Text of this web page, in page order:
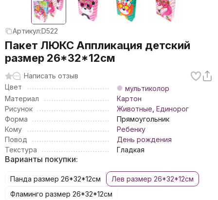
Артикул:D522
Пакет ЛЮКС Аппликация детский
размер 26*32*12см
Написать отзыв
Цвет
мультиколор
Материал
Картон
Рисунок
Животные Единорог
Форма
Прямоугольник
Кому
Ребенку
Повод
День рождения
Текстура
Гладкая
Варианты покупки:
Панда размер 26*32*12см
Лев размер 26*32*12см
Фламинго размер 26*32*12см